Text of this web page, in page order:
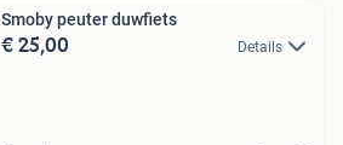
Smoby peuter duwfiets
€ 25,00 Details